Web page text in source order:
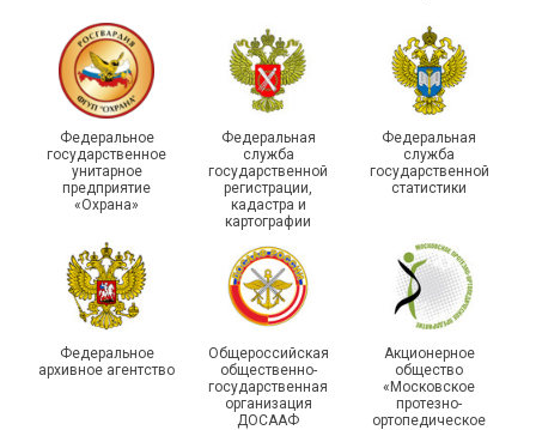
215-й юбилей
государственной
статистики отметили в
Республике Саха (Якутия)
Храбрым детям – добрые
подарки
Федеральное
государственное
унитарное
предприятие
«Охрана»
Федеральная
служба
государственной
регистрации,
кадастра и
картографии
Федеральная
служба
государственной
статистики
Федеральное
архивное агентство
Общероссийская
общественно-
государственная
организация
ДОСААФ
Акционерное
общество
«Московское
протезно-
ортопедическое